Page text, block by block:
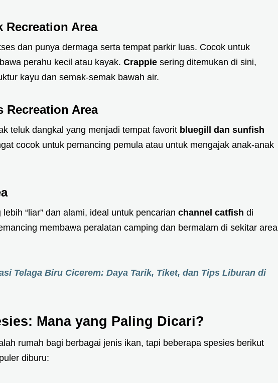
Recreation Area
dan punya dermaga serta tempat parkir luas. Cocok untuk
perahu kecil atau kayak. Crappie sering ditemukan di sini,
kayu dan semak-semak bawah air.
Recreation Area
teluk dangkal yang menjadi tempat favorit bluegill dan sunfish
cocok untuk pemancing pemula atau untuk mengajak anak-anak
“liar” dan alami, ideal untuk pencarian channel catfish di
membawa peralatan camping dan bermalam di sekitar area
Telaga Biru Cicerem: Daya Tarik, Tiket, dan Tips Liburan di
Mana yang Paling Dicari?
rumah bagi berbagai jenis ikan, tapi beberapa spesies berikut
diburu: